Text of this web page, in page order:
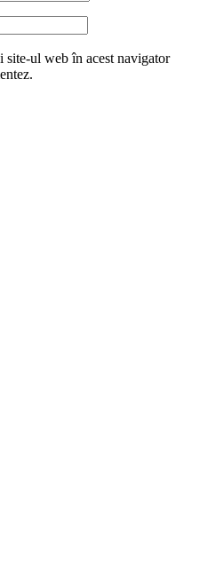
site-ul web în acest navigator